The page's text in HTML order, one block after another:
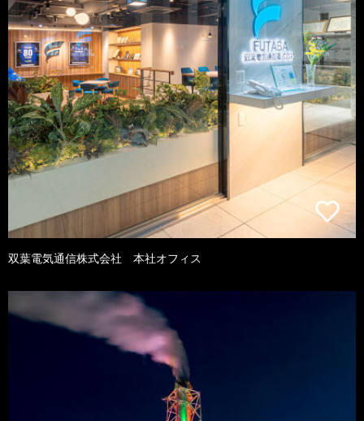
双葉電気通信株式会社 本社オフィス